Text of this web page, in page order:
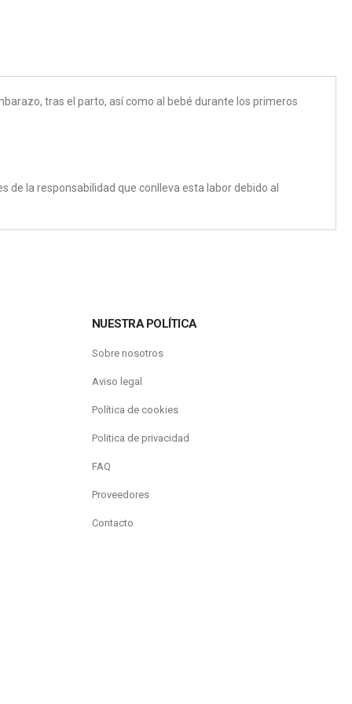
tras el parto, así como al bebé durante los primeros
la responsabilidad que conlleva esta labor debido al
NUESTRA POLÍTICA
Sobre nosotros
Aviso legal
Política de cookies
Politica de privacidad
FAQ
Proveedores
Contacto